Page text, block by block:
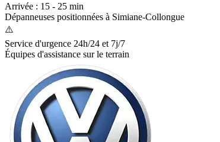
Arrivée : 15 - 25 min
Dépanneuses positionnées à Simiane-Collongue
⚠️
Service d'urgence 24h/24 et 7j/7
Équipes d'assistance sur le terrain